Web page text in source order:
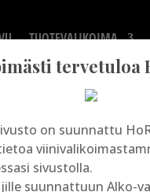
TUOTEVALIKOIMA
tervetuloa
on suunnattu
sivustolla.
suunnattuun Alko-